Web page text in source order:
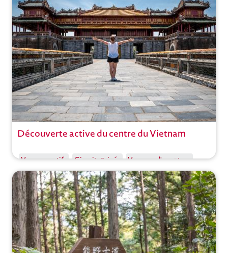
Circuit
Découverte active du centre du Vietnam
Voyages actifs Circuits privés Voyages d'aventure
Vietnam,Hanoi
Ouvrir